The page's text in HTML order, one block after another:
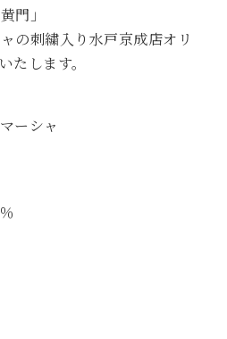
門」
の刺繍入り水戸京成店オリ
たします。
ーシャ
％